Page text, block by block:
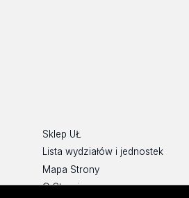
Sklep UŁ
Lista wydziałów i jednostek
Mapa Strony
O Stronie